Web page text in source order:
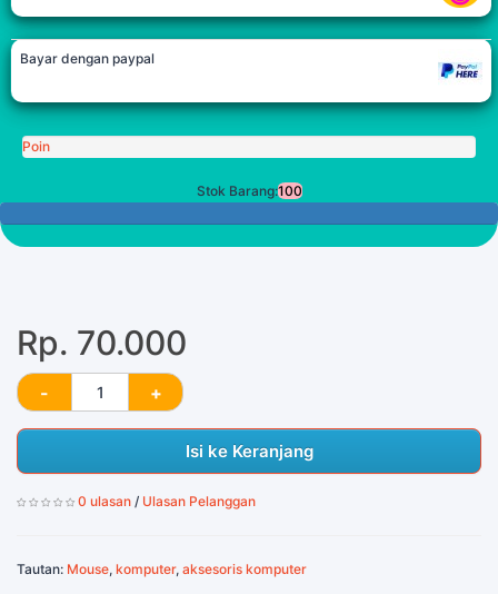
Bayar dengan paypal
Poin
Stok Barang:100
Rp. 70.000
Isi ke Keranjang
0 ulasan / Ulasan Pelanggan
Tautan: Mouse, komputer, aksesoris komputer